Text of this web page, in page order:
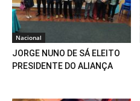
Nacional
JORGE NUNO DE SÁ ELEITO
PRESIDENTE DO ALIANÇA